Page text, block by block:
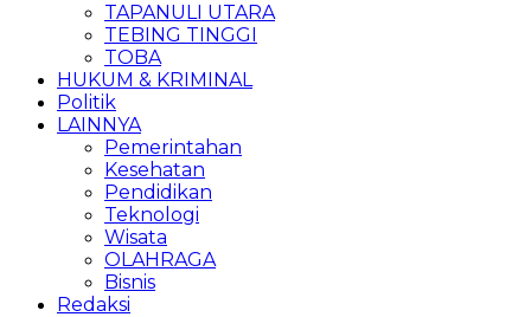
TAPANULI UTARA
TEBING TINGGI
TOBA
HUKUM & KRIMINAL
Politik
LAINNYA
Pemerintahan
Kesehatan
Pendidikan
Teknologi
Wisata
OLAHRAGA
Bisnis
Redaksi